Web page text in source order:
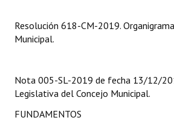
Proyectos Presentados
Actas de Sesión
Resolución 618-CM-2019.
Municipal.
Nota 005-SL-2019 de fecha 13/12/
Legislativa del Concejo Municipal.
FUNDAMENTOS